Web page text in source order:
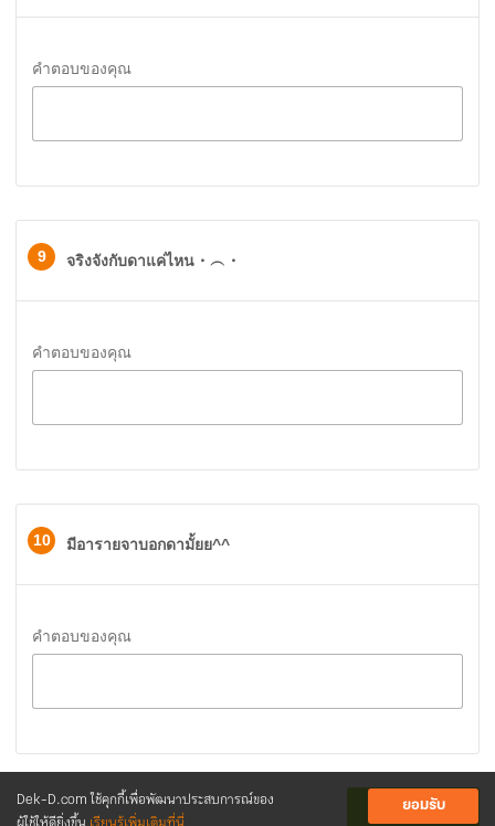
Dek-D.com ใช้คุกกี้เพื่อพัฒนาประสบการณ์ของ
ยอมรับ
คำตอบของคุณ
9 จริงจังกับดาแค่ไหน・⁠︵⁠・
คำตอบของคุณ
10 มีอารายจาบอกดามั้ยย^^
คำตอบของคุณ
ส่งคำตอบ